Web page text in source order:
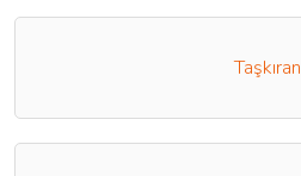
Taşkıran